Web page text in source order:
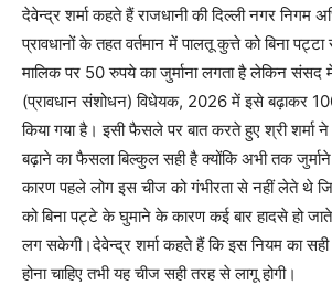
देवेन्द्र शर्मा कहते हैं राजधानी की दिल्ली नगर निगम
प्रावधानों के तहत वर्तमान में पालतू कुत्ते को बिना
मालिक पर 50 रुपये का जुर्माना लगता है लेकिन संसद
(प्रावधान संशोधन) विधेयक, 2026 में इसे बढ़ाकर
किया गया है। इसी फैसले पर बात करते हुए श्री शर्मा ने
बढ़ाने का फैसला बिल्कुल सही है क्योंकि अभी तक
कारण पहले लोग इस चीज को गंभीरता से नहीं लेते थे
को बिना पट्टे के घुमाने के कारण कई बार हादसे हो
लग सकेगी।देवेन्द्र शर्मा कहते हैं कि इस नियम का
होना चाहिए तभी यह चीज सही तरह से लागू होगी।